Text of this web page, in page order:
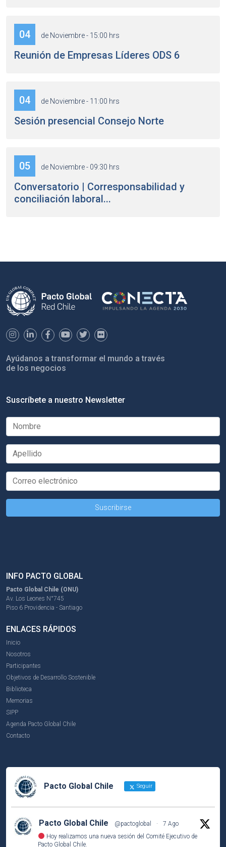
04 de Noviembre - 15:00 hrs
Reunión de Empresas Líderes ODS 6
04 de Noviembre - 11:00 hrs
Sesión presencial Consejo Norte
05 de Noviembre - 09:30 hrs
Conversatorio | Corresponsabilidad y
conciliación laboral...
Ayúdanos a transformar el mundo a través
de los negocios
Suscríbete a nuestro Newsletter
INFO PACTO GLOBAL
Pacto Global Chile (ONU)
Av. Los Leones N°745
Piso 6 Providencia - Santiago
ENLACES RÁPIDOS
Inicio
Nosotros
Participantes
Objetivos de Desarrollo Sostenible
Biblioteca
Memorias
SIPP
Agenda Pacto Global Chile
Contacto
Pacto Global Chile Seguir
Pacto Global Chile @pactoglobal ·
7 Ago
Hoy realizamos una nueva sesión del Comité Ejecutivo de
Pacto Global Chile.